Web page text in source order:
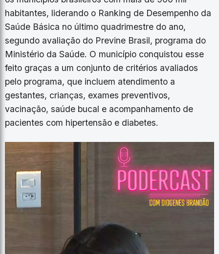
habitantes, liderando o Ranking de Desempenho da
Saúde Básica no último quadrimestre do ano,
segundo avaliação do Previne Brasil, programa do
Ministério da Saúde. O município conquistou esse
feito graças a um conjunto de critérios avaliados
pelo programa, que incluem atendimento a
gestantes, crianças, exames preventivos,
vacinação, saúde bucal e acompanhamento de
pacientes com hipertensão e diabetes.